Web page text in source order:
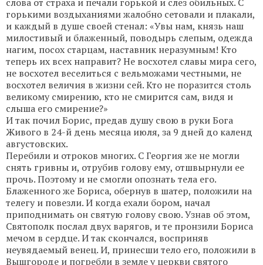
горькими воздыханиями жалобно сетовали и плакали,
и каждый в душе своей стенал: «Увы нам, князь наш
милостивый и блаженный, поводырь слепым, одежда
нагим, посох старцам, наставник неразумным! Кто
теперь их всех направит? Не восхотел славы мира сего,
не восхотел веселиться с вельможами честными, не
восхотел величия в жизни сей. Кто не поразится столь
великому смирению, кто не смирится сам, видя и
слыша его смирение?»
И так почил Борис, предав душу свою в руки Бога
Живого в 24-й день месяца июля, за 9 дней до календ
августовских.
Перебили и отроков многих. С Георгия же не могли
снять гривны и, отрубив голову ему, отшвырнули ее
прочь. Поэтому и не смогли опознать тела его.
Блаженного же Бориса, обернув в шатер, положили на
телегу и повезли. И когда ехали бором, начал
приподнимать он святую голову свою. Узнав об этом,
Святополк послал двух варягов, и те пронзили Бориса
мечом в сердце. И так скончался, восприняв
неувядаемый венец. И, принесши тело его, положили в
Вышгороде и погребли в земле у церкви святого